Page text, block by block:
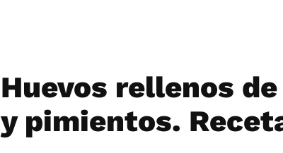
Huevos rellenos
y pimientos.